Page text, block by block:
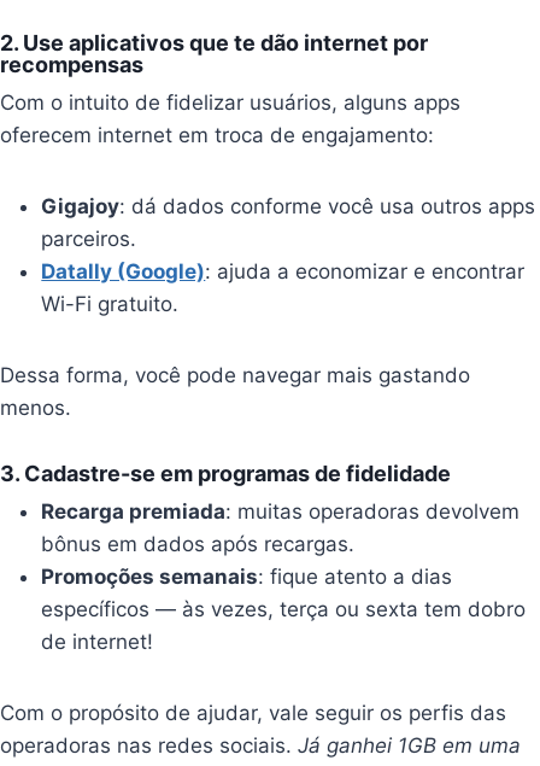
2. Use aplicativos que te dão internet por
recompensas
Com o intuito de fidelizar usuários, alguns apps
oferecem internet em troca de engajamento:
Gigajoy: dá dados conforme você usa outros apps
parceiros.
Datally (Google): ajuda a economizar e encontrar
Wi-Fi gratuito.
Dessa forma, você pode navegar mais gastando
menos.
3. Cadastre-se em programas de fidelidade
Recarga premiada: muitas operadoras devolvem
bônus em dados após recargas.
Promoções semanais: fique atento a dias
específicos — às vezes, terça ou sexta tem dobro
de internet!
Com o propósito de ajudar, vale seguir os perfis das
operadoras nas redes sociais.Já ganhei 1GB em uma